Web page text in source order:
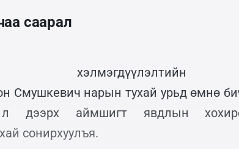
саарал
Смушкевич нарын тухай урьд өмнө
аймшигт явдлын
сонирхуулъя.